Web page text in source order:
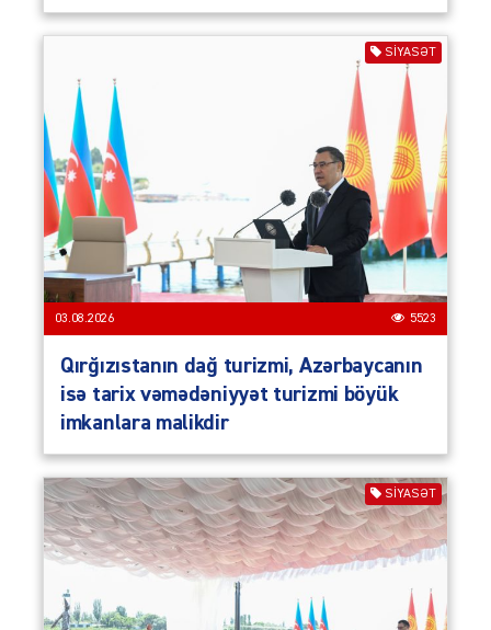
SIYASƏT
03.08.2026 5523
Qırğızıstanın dağ turizmi, Azərbaycanın
isə tarix vəmədəniyyət turizmi böyük
imkanlara malikdir
SIYASƏT